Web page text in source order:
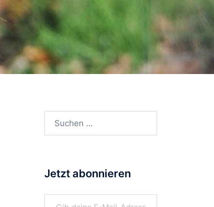
Suchen
Jetzt abonnieren
Gib deine E-Mail-Adresse ein ...